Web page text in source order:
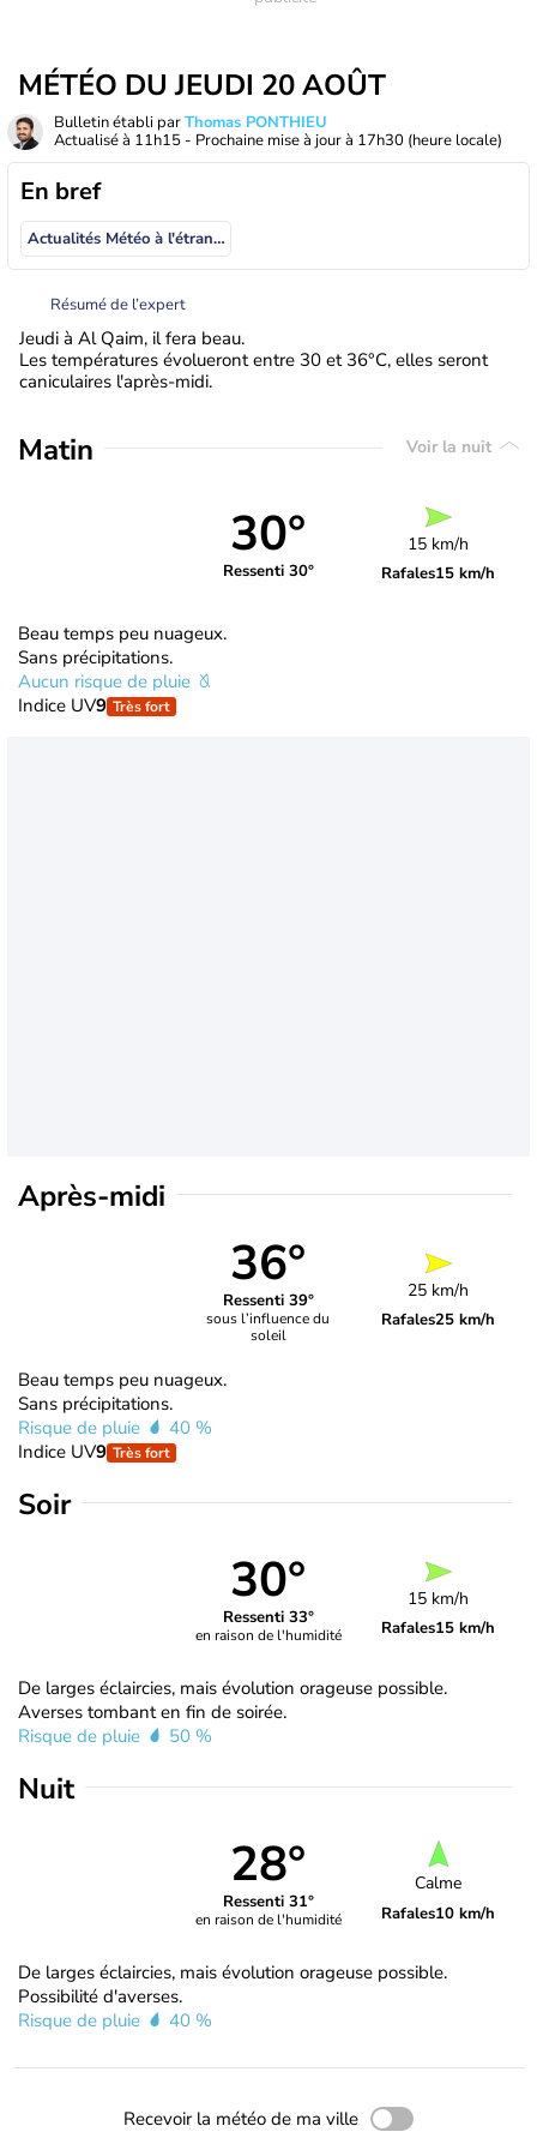
MÉTÉO DU JEUDI 20 AOÛT
Bulletin établi parThomas PONTHIEU
Actualisé à 11h15 - Prochaine mise à jour à 17h30 (heure locale)
En bref
Actualités Météo à l'étranger
Résumé de l’expert
Jeudi à Al Qaim, il fera beau.
Les températures évolueront entre 30 et 36°C, elles seront
caniculaires l'après-midi.
Matin Voir la nuit
30°
Ressenti 30°
15 km/h
Rafales15 km/h
Beau temps peu nuageux.
Sans précipitations.
Aucun risque de pluie
Indice UV9 Très fort
Après-midi
36°
Ressenti 39°
sous l’influence du
soleil
25 km/h
Rafales25 km/h
Beau temps peu nuageux.
Sans précipitations.
Risque de pluie
40 %
Indice UV9 Très fort
Soir
30°
Ressenti 33°
en raison de l'humidité
15 km/h
Rafales15 km/h
De larges éclaircies, mais évolution orageuse possible.
Averses tombant en fin de soirée.
Risque de pluie
50 %
Nuit
28°
Ressenti 31°
en raison de l'humidité
Calme
Rafales10 km/h
De larges éclaircies, mais évolution orageuse possible.
Possibilité d'averses.
Risque de pluie
40 %
Recevoir la météo de ma ville